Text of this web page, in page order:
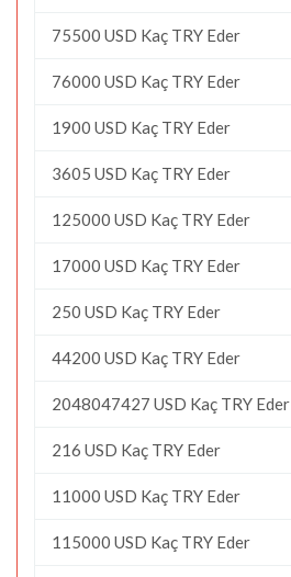
75500 USD Kaç TRY Eder
76000 USD Kaç TRY Eder
1900 USD Kaç TRY Eder
3605 USD Kaç TRY Eder
125000 USD Kaç TRY Eder
17000 USD Kaç TRY Eder
250 USD Kaç TRY Eder
44200 USD Kaç TRY Eder
2048047427 USD Kaç TRY Eder
216 USD Kaç TRY Eder
11000 USD Kaç TRY Eder
115000 USD Kaç TRY Eder